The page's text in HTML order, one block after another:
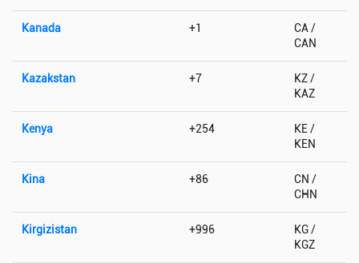
Kanada +1
CA /
CAN
Kazakstan +7
KZ /
KAZ
Kenya +254
KE /
KEN
Kina +86
CN /
CHN
Kirgizistan +996
KG /
KGZ